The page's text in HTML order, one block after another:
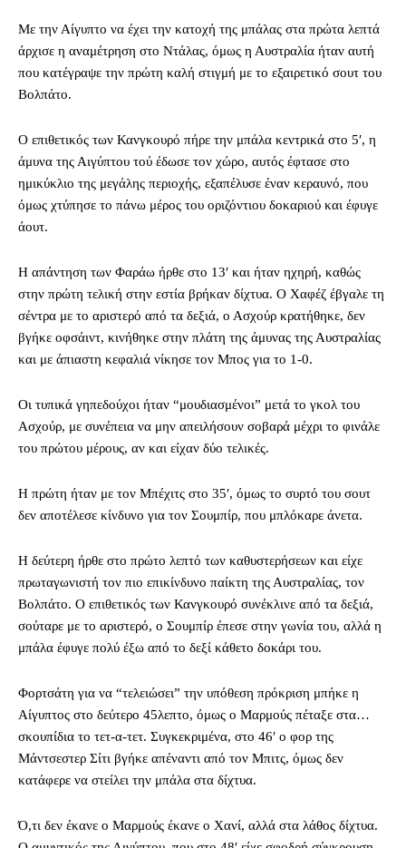
Με την Αίγυπτο να έχει την κατοχή της μπάλας στα πρώτα λεπτά
άρχισε η αναμέτρηση στο Ντάλας, όμως η Αυστραλία ήταν αυτή
που κατέγραψε την πρώτη καλή στιγμή με το εξαιρετικό σουτ του
Βολπάτο.
Ο επιθετικός των Κανγκουρό πήρε την μπάλα κεντρικά στο 5′, η
άμυνα της Αιγύπτου τού έδωσε τον χώρο, αυτός έφτασε στο
ημικύκλιο της μεγάλης περιοχής, εξαπέλυσε έναν κεραυνό, που
όμως χτύπησε το πάνω μέρος του οριζόντιου δοκαριού και έφυγε
άουτ.
Η απάντηση των Φαράω ήρθε στο 13′ και ήταν ηχηρή, καθώς
στην πρώτη τελική στην εστία βρήκαν δίχτυα. Ο Χαφέζ έβγαλε τη
σέντρα με το αριστερό από τα δεξιά, ο Ασχούρ κρατήθηκε, δεν
βγήκε οφσάιντ, κινήθηκε στην πλάτη της άμυνας της Αυστραλίας
και με άπιαστη κεφαλιά νίκησε τον Μπος για το 1-0.
Οι τυπικά γηπεδούχοι ήταν “μουδιασμένοι” μετά το γκολ του
Ασχούρ, με συνέπεια να μην απειλήσουν σοβαρά μέχρι το φινάλε
του πρώτου μέρους, αν και είχαν δύο τελικές.
Η πρώτη ήταν με τον Μπέχιτς στο 35′, όμως το συρτό του σουτ
δεν αποτέλεσε κίνδυνο για τον Σουμπίρ, που μπλόκαρε άνετα.
Η δεύτερη ήρθε στο πρώτο λεπτό των καθυστερήσεων και είχε
πρωταγωνιστή τον πιο επικίνδυνο παίκτη της Αυστραλίας, τον
Βολπάτο. Ο επιθετικός των Κανγκουρό συνέκλινε από τα δεξιά,
σούταρε με το αριστερό, ο Σουμπίρ έπεσε στην γωνία του, αλλά η
μπάλα έφυγε πολύ έξω από το δεξί κάθετο δοκάρι του.
Φορτσάτη για να “τελειώσει” την υπόθεση πρόκριση μπήκε η
Αίγυπτος στο δεύτερο 45λεπτο, όμως ο Μαρμούς πέταξε στα…
σκουπίδια το τετ-α-τετ. Συγκεκριμένα, στο 46′ ο φορ της
Μάντσεστερ Σίτι βγήκε απέναντι από τον Μπιτς, όμως δεν
κατάφερε να στείλει την μπάλα στα δίχτυα.
Ό,τι δεν έκανε ο Μαρμούς έκανε ο Χανί, αλλά στα λάθος δίχτυα.